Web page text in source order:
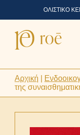
ΟΛΙΣΤΙΚΟ
Αρχική
της